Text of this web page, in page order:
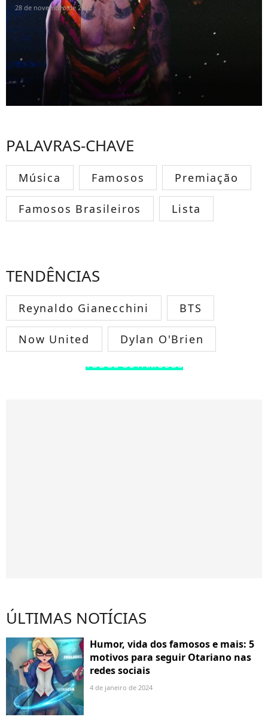
28 de novembro de 2022
PALAVRAS-CHAVE
Música Famosos Premiação
Famosos Brasileiros Lista
TENDÊNCIAS
Reynaldo Gianecchini BTS
Now United Dylan O'Brien
TODOS OS FAMOSOS
ÚLTIMAS NOTÍCIAS
Humor, vida dos famosos e mais: 5
motivos para seguir Otariano nas
redes sociais
4 de janeiro de 2024